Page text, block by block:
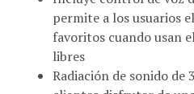
permite a los usuarios
favoritos cuando usan
libres
Radiación de sonido de